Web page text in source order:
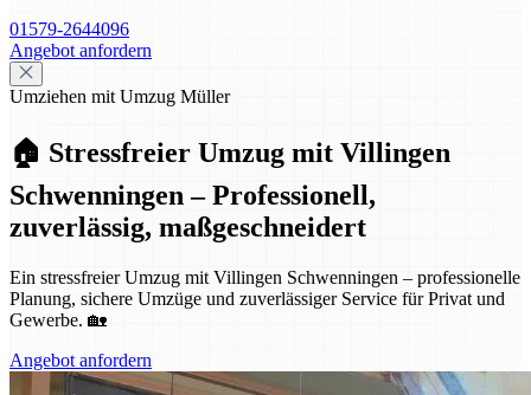
01579-2644096
Angebot anfordern
Umziehen mit Umzug Müller
🏠 Stressfreier Umzug mit Villingen
Schwenningen – Professionell,
zuverlässig, maßgeschneidert
Ein stressfreier Umzug mit Villingen Schwenningen – professionelle
Planung, sichere Umzüge und zuverlässiger Service für Privat und
Gewerbe. 🏡
Angebot anfordern